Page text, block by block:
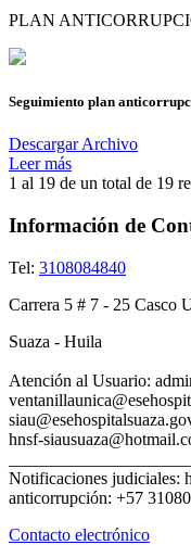
PLAN
Seguimiento plan
Descargar Archivo
Leer más
1 al 19 de un total de 19
Información de
Tel: 3108084840
Carrera 5 # 7 - 25 Casco
Atención al Usuario:
hnsf-
Notificaciones
anticorrupción: +57
Contacto electrónico